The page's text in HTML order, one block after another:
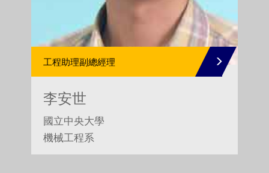
工程助理副總經理
李安世
國立中央大學
機械工程系